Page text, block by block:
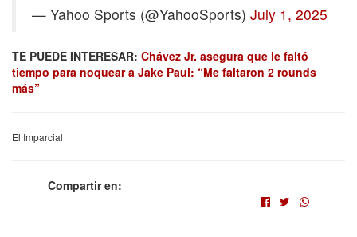
— Yahoo Sports (@YahooSports) July 1, 2025
TE PUEDE INTERESAR: Chávez Jr. asegura que le faltó
tiempo para noquear a Jake Paul: “Me faltaron 2 rounds
más”
El Imparcial
Compartir en: